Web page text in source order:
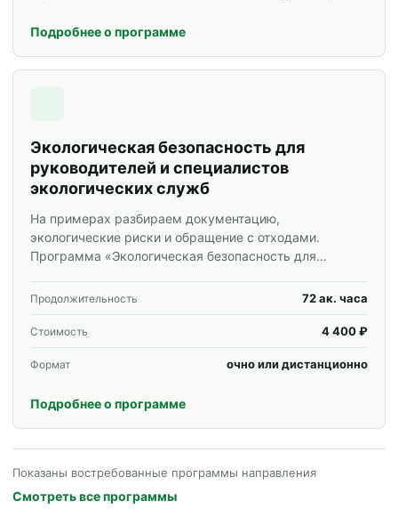
Подробнее о программе
Экологическая безопасность для
руководителей и специалистов
экологических служб
На примерах разбираем документацию,
экологические риски и обращение с отходами.
Программа «Экологическая безопасность для
для специалистов и корпоративных групп.
Продолжительность 72 ак. часа
Стоимость 4 400 ₽
Формат очно или дистанционно
Подробнее о программе
Показаны востребованные программы направления
Смотреть все программы